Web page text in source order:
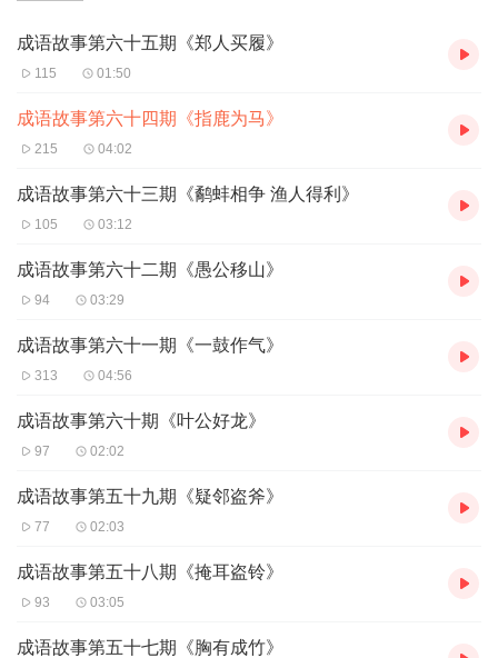
成语故事第六十五期《郑人买履》
115 01:50
成语故事第六十四期《指鹿为马》
215 04:02
成语故事第六十三期《鹬蚌相争 渔人得利》
105 03:12
成语故事第六十二期《愚公移山》
94 03:29
成语故事第六十一期《一鼓作气》
313 04:56
成语故事第六十期《叶公好龙》
97 02:02
成语故事第五十九期《疑邻盗斧》
77 02:03
成语故事第五十八期《掩耳盗铃》
93 03:05
成语故事第五十七期《胸有成竹》